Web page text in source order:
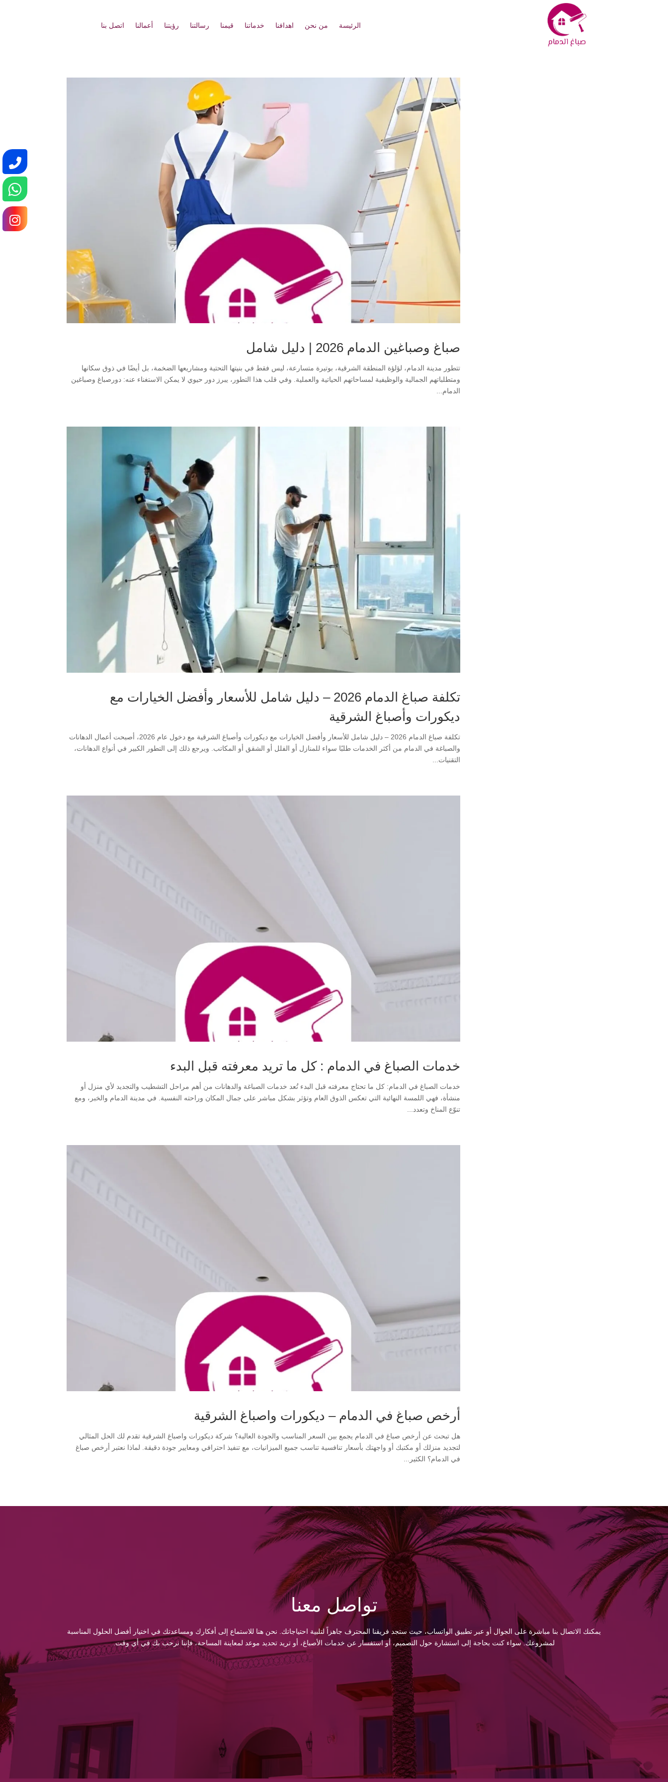
الرئيسة من نحن اهدافنا خدماتنا قيمنا رسالتنا رؤيتنا أعمالنا اتصل بنا
صباغ وصباغين الدمام 2026 | دليل شامل
تتطور مدينة الدمام، لؤلؤة المنطقة الشرقية، بوتيرة متسارعة، ليس فقط في بنيتها التحتية ومشاريعها الضخمة، بل أيضًا في ذوق سكانها
ومتطلباتهم الجمالية والوظيفية لمساحاتهم الحياتية والعملية. وفي قلب هذا التطور، يبرز دور حيوي لا يمكن الاستغناء عنه: دورصباغ وصباغين
الدمام...
تكلفة صباغ الدمام 2026 – دليل شامل للأسعار وأفضل الخيارات مع
ديكورات وأصباغ الشرقية
تكلفة صباغ الدمام 2026 – دليل شامل للأسعار وأفضل الخيارات مع ديكورات وأصباغ الشرقية مع دخول عام 2026، أصبحت أعمال الدهانات
والصباغة في الدمام من أكثر الخدمات طلبًا سواء للمنازل أو الفلل أو الشقق أو المكاتب. ويرجع ذلك إلى التطور الكبير في أنواع الدهانات،
التقنيات...
خدمات الصباغ في الدمام : كل ما تريد معرفته قبل البدء
خدمات الصباغ في الدمام: كل ما تحتاج معرفته قبل البدء تُعد خدمات الصباغة والدهانات من أهم مراحل التشطيب والتجديد لأي منزل أو
منشأة، فهي اللمسة النهائية التي تعكس الذوق العام وتؤثر بشكل مباشر على جمال المكان وراحته النفسية. في مدينة الدمام والخبر، ومع
تنوّع المناخ وتعدد...
أرخص صباغ في الدمام – ديكورات واصباغ الشرقية
هل تبحث عن أرخص صباغ في الدمام يجمع بين السعر المناسب والجودة العالية؟ شركة ديكورات واصباغ الشرقية تقدم لك الحل المثالي
لتجديد منزلك أو مكتبك أو واجهتك بأسعار تنافسية تناسب جميع الميزانيات، مع تنفيذ احترافي ومعايير جودة دقيقة. لماذا نعتبر أرخص صباغ
في الدمام؟ الكثير...
تواصل معنا
يمكنك الاتصال بنا مباشرة على الجوال أو عبر تطبيق الواتساب، حيث ستجد فريقنا المحترف جاهزاً لتلبية احتياجاتك. نحن هنا للاستماع إلى أفكارك ومساعدتك في اختيار أفضل الحلول المناسبة
لمشروعك. سواء كنت بحاجة إلى استشارة حول التصميم، أو استفسار عن خدمات الأصباغ، أو تريد تحديد موعد لمعاينة المساحة، فإننا نرحب بك في أي وقت.